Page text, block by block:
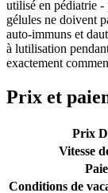
utilisé en pédiatrie -
gélules ne doivent
auto-immuns et
à lutilisation
exactement
Prix et
Prix
Vitesse
Conditions de